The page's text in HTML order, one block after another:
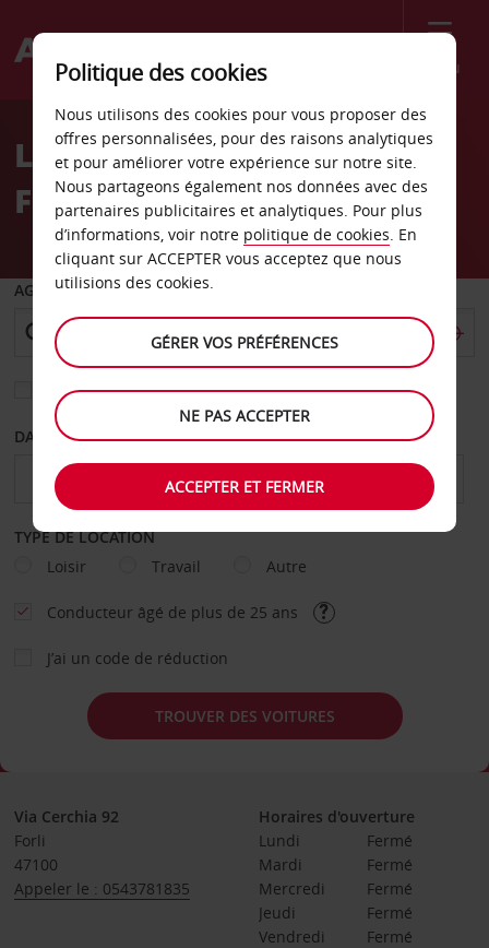
Menu
Welcome
AvisLocation de voiture
Forli - Centre-ville
AGENCE DE DÉPART
Sélectionnez une autre agence de retour
DATE DE DÉPART DATE DE RETOUR
TYPE DE LOCATION
Loisir
Travail Autre
Conducteur âgé de plus de 25 ans
J’ai un code de réduction
TROUVER DES VOITURES
Via Cerchia 92
Forli
47100
Appeler le : 0543781835
Horaires d'ouverture
Lundi
Fermé
Mardi
Fermé
Mercredi
Fermé
Jeudi
Fermé
Vendredi
Fermé
Politique des cookies
Nous utilisons des cookies pour vous proposer des
offres personnalisées, pour des raisons analytiques
et pour améliorer votre expérience sur notre site.
Nous partageons également nos données avec des
partenaires publicitaires et analytiques. Pour plus
d’informations, voir notre politique de cookies. En
cliquant sur ACCEPTER vous acceptez que nous
utilisions des cookies.
GÉRER VOS PRÉFÉRENCES
NE PAS ACCEPTER
ACCEPTER ET FERMER